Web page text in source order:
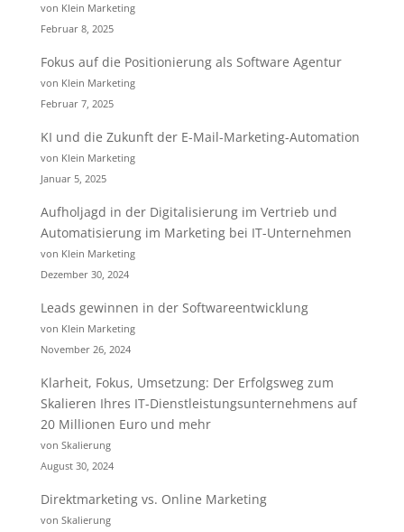
von Klein Marketing
Februar 8, 2025
Fokus auf die Positionierung als Software Agentur
von Klein Marketing
Februar 7, 2025
KI und die Zukunft der E-Mail-Marketing-Automation
von Klein Marketing
Januar 5, 2025
Aufholjagd in der Digitalisierung im Vertrieb und
Automatisierung im Marketing bei IT-Unternehmen
von Klein Marketing
Dezember 30, 2024
Leads gewinnen in der Softwareentwicklung
von Klein Marketing
November 26, 2024
Klarheit, Fokus, Umsetzung: Der Erfolgsweg zum
Skalieren Ihres IT-Dienstleistungsunternehmens auf
20 Millionen Euro und mehr
von Skalierung
August 30, 2024
Direktmarketing vs. Online Marketing
von Skalierung